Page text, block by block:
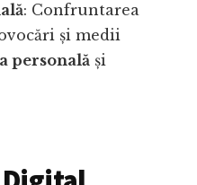
: Confruntarea
și medii
personală și